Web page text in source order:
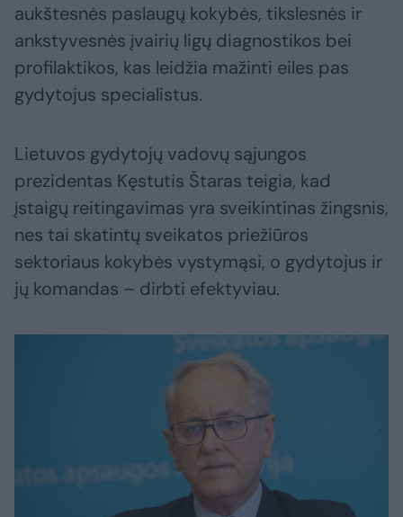
aukštesnės paslaugų kokybės, tikslesnės ir
ankstyvesnės įvairių ligų diagnostikos bei
profilaktikos, kas leidžia mažinti eiles pas
gydytojus specialistus.
Lietuvos gydytojų vadovų sąjungos
prezidentas Kęstutis Štaras teigia, kad
įstaigų reitingavimas yra sveikintinas žingsnis,
nes tai skatintų sveikatos priežiūros
sektoriaus kokybės vystymąsi, o gydytojus ir
jų komandas – dirbti efektyviau.